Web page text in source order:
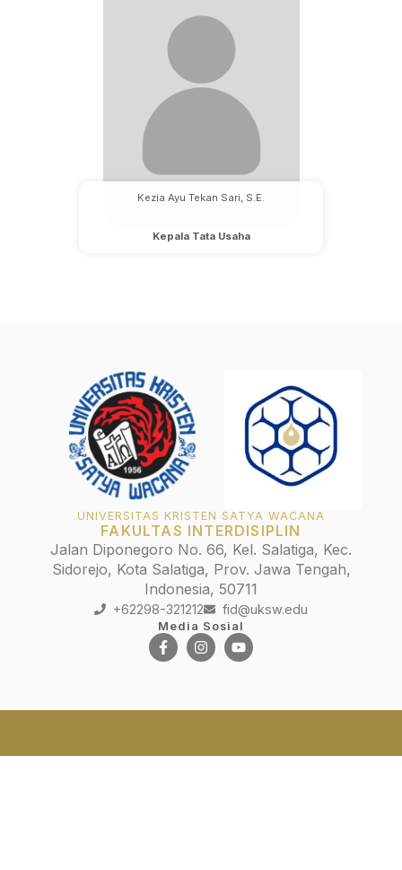
Kezia Ayu Tekan Sari, S.E.
Kepala Tata Usaha
UNIVERSITAS KRISTEN SATYA WACANA
FAKULTAS INTERDISIPLIN
Jalan Diponegoro No. 66, Kel. Salatiga, Kec.
Sidorejo, Kota Salatiga, Prov. Jawa Tengah,
Indonesia, 50711
+62298-321212 fid@uksw.edu
Media Sosial